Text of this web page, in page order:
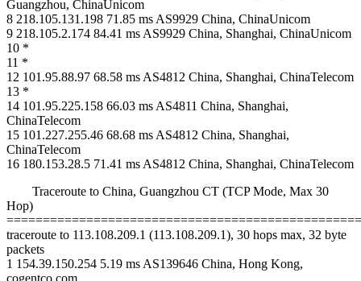
Guangzhou, ChinaUnicom
8 218.105.131.198 71.85 ms AS9929 China, ChinaUnicom
9 218.105.2.174 84.41 ms AS9929 China, Shanghai, ChinaUnicom
10 *
11 *
12 101.95.88.97 68.58 ms AS4812 China, Shanghai, ChinaTelecom
13 *
14 101.95.225.158 66.03 ms AS4811 China, Shanghai,
ChinaTelecom
15 101.227.255.46 68.68 ms AS4812 China, Shanghai,
ChinaTelecom
16 180.153.28.5 71.41 ms AS4812 China, Shanghai, ChinaTelecom
Traceroute to China, Guangzhou CT (TCP Mode, Max 30
Hop)
traceroute to 113.108.209.1 (113.108.209.1), 30 hops max, 32 byte
packets
1 154.39.150.254 5.19 ms AS139646 China, Hong Kong,
cogentco.com